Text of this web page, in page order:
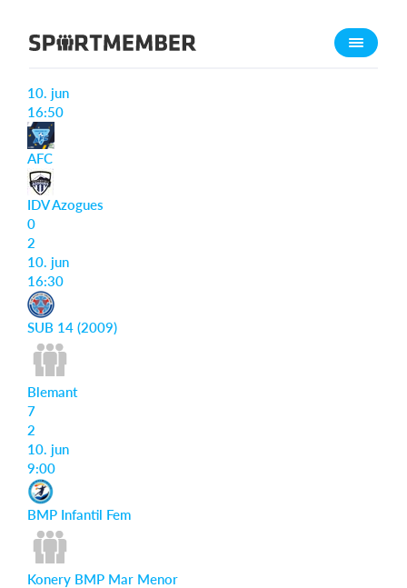
Acerca de SportMember
Calendario
Tienda Online
Informe del partido
10. jun
16:50
AFC
IDV Azogues
0
2
10. jun
16:30
SUB 14 (2009)
Blemant
7
2
10. jun
9:00
BMP Infantil Fem
Konery BMP Mar Menor